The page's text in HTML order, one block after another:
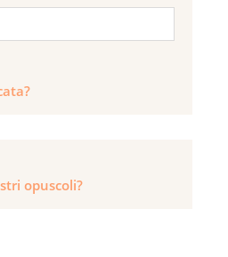
opuscoli?